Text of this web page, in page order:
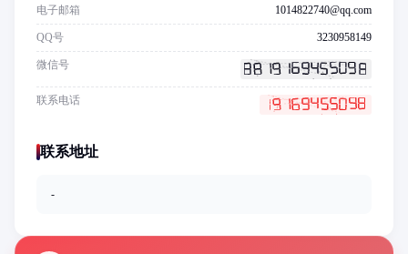
电子邮箱 1014822740@qq.com
QQ号 3230958149
微信号
联系电话
联系地址
-